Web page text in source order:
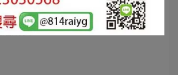
成長